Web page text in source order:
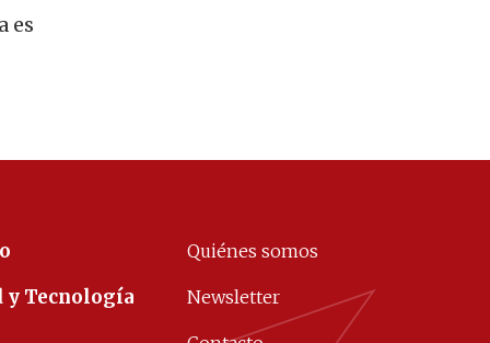
es
y Tecnología
Quiénes somos
Newsletter